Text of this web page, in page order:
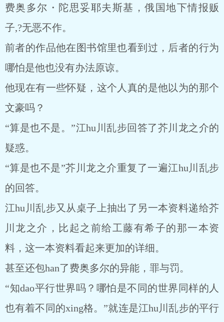
费奥多尔・陀思妥耶夫斯基，俄国地下情报贩
子,?无恶不作。
前者的作品他在图书馆里也看到过，后者的行为
哪怕是他也没有办法原谅。
他现在有一些怀疑，这个人真的是他以为的那个
文豪吗？
“算是也不是。”江hu川乱步回答了芥川龙之介的
疑惑。
“算是也不是”芥川龙之介重复了一遍江hu川乱步
的回答。
江hu川乱步又从桌子上抽出了另一本资料递给芥
川龙之介，比起之前给工藤有希子的那一本资
料，这一本资料看起来更加的详细。
甚至还包han了费奥多尔的异能，罪与罚。
“知dao平行世界吗？哪怕是不同的世界同样的人
也有着不同的xing格。”就连是江hu川乱步的平行